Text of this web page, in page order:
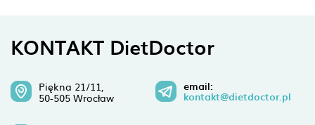
KONTAKT DietDoctor
Piękna 21/11,
50-505 Wrocław
email:
kontakt@dietdoctor.pl